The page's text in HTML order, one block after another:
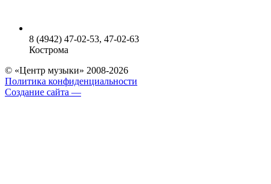
8 (4942) 47-02-53, 47-02-63
Кострома
© «Центр музыки» 2008-2026
Политика конфиденциальности
Создание сайта —